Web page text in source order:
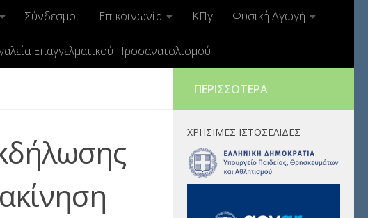
Σύνδεσμοι Επικοινωνία ΚΠγ Φυσική Αγωγή
Επαγγελματικού Προσανατολισμού
ΠΕΡΙΣΣΌΤΕΡΑ
ΧΡΉΣΙΜΕΣ ΙΣΤΟΣΕΛΊΔΕΣ